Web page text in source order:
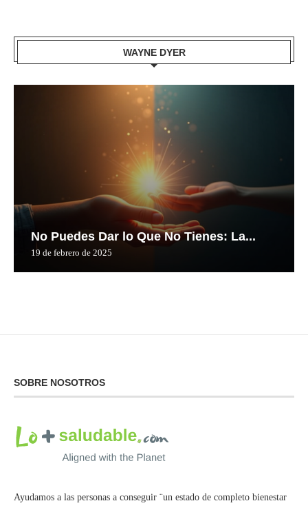
WAYNE DYER
No Puedes Dar lo Que No Tienes: La...
19 de febrero de 2025
SOBRE NOSOTROS
Ayudamos a las personas a conseguir ¨un estado de completo bienestar